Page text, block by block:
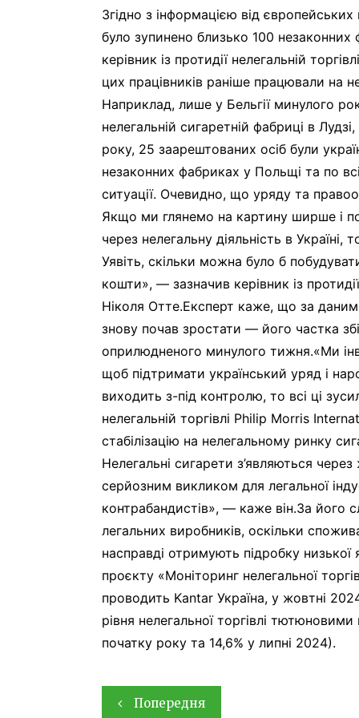
Згідно з інформацією від
було зупинено близько 100
керівник із протидії нелегальній
цих працівників раніше працювали на
Наприклад, лише у Бельгії минулого
нелегальній сигаретній фабриці в
року, 25 заарештованих осіб були
незаконних фабриках у Польщі та по
ситуації. Очевидно, що уряду та
Якщо ми глянемо на картину ширше і
через нелегальну діяльність в
Уявіть, скільки можна було б
кошти», — зазначив керівник із
Ніколя Отте.Експерт каже, що за
знову почав зростати — його частка
оприлюдненого минулого тижня.«Ми
щоб підтримати український уряд і
виходить з-під контролю, то всі ці
нелегальній торгівлі Philip Morris
стабілізацію на нелегальному ринку
Нелегальні сигарети з’являються
серйозним викликом для легальної
контрабандистів», — каже він.За
легальних виробників, оскільки
насправді отримують підробку
проєкту «Моніторинг нелегальної
проводить Kantar Україна, у жовтні
рівня нелегальної торгівлі
початку року та 14,6% у липні 2024).
Навігація
Попередня